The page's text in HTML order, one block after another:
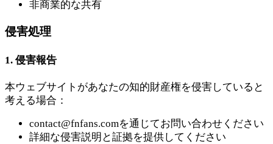
非商業的な共有
侵害処理
1. 侵害報告
本ウェブサイトがあなたの知的財産権を侵害していると
考える場合：
contact@fnfans.comを通じてお問い合わせください
詳細な侵害説明と証拠を提供してください